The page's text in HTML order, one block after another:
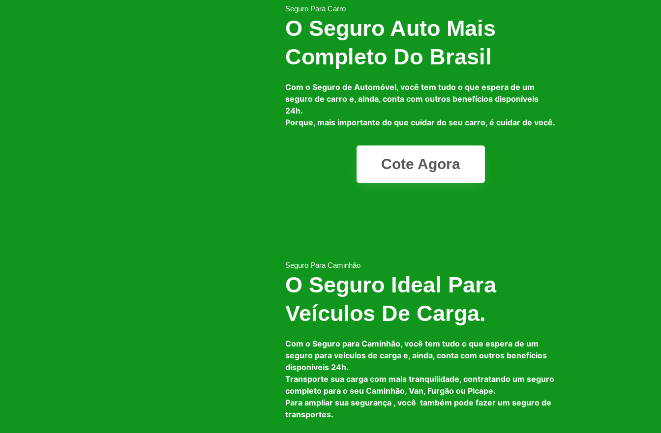
Seguro Para Carro
O Seguro Auto Mais
Completo Do Brasil
Com o Seguro de Automóvel, você tem tudo o que espera de um
seguro de carro e, ainda, conta com outros benefícios disponíveis
24h.
Porque, mais importante do que cuidar do seu carro, é cuidar de você.
Cote Agora
Seguro Para Caminhão
O Seguro Ideal Para
Veículos De Carga.
Com o Seguro para Caminhão, você tem tudo o que espera de um
seguro para veículos de carga e, ainda, conta com outros benefícios
disponíveis 24h.
Transporte sua carga com mais tranquilidade, contratando um seguro
completo para o seu Caminhão, Van, Furgão ou Picape.
Para ampliar sua segurança , você também pode fazer um seguro de
transportes.